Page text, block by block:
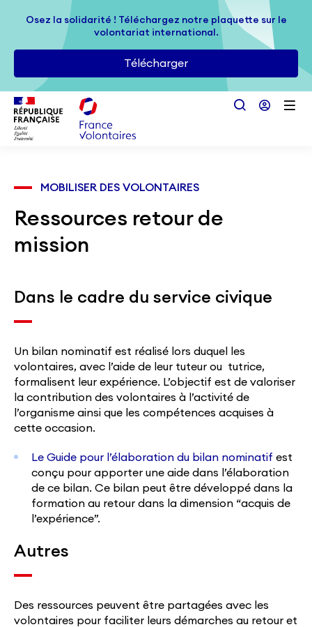
Passer au contenu principal
Osez la solidarité ! Téléchargez notre plaquette sur le
volontariat international.
Télécharger
Osez la solidarité ! Téléchargez notre plaquette sur le
volontariat international.
Télécharger
MOBILISER DES VOLONTAIRES
Ressources retour de
mission
Dans le cadre du service civique
Un bilan nominatif est réalisé lors duquel les
volontaires, avec l’aide de leur tuteur ou tutrice,
formalisent leur expérience. L’objectif est de valoriser
la contribution des volontaires à l’activité de
l’organisme ainsi que les compétences acquises à
cette occasion.
Le Guide pour l’élaboration du bilan nominatif est
conçu pour apporter une aide dans l’élaboration
de ce bilan. Ce bilan peut être développé dans la
formation au retour dans la dimension “acquis de
l’expérience”.
Autres
Des ressources peuvent être partagées avec les
volontaires pour faciliter leurs démarches au retour et